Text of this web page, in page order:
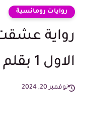
روايات رومانسية
رواية
الاول 1 بقلم وفاء رشدي
نوفمبر 20, 2024